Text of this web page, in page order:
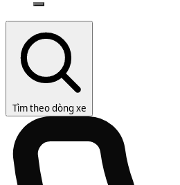
Tìm theo dòng xe